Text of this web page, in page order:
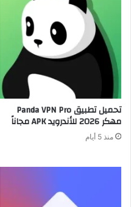
تحميل تطبيق Panda VPN Pro
مهكر 2026 للأندرويد APK مجاناً
منذ 5 أيام